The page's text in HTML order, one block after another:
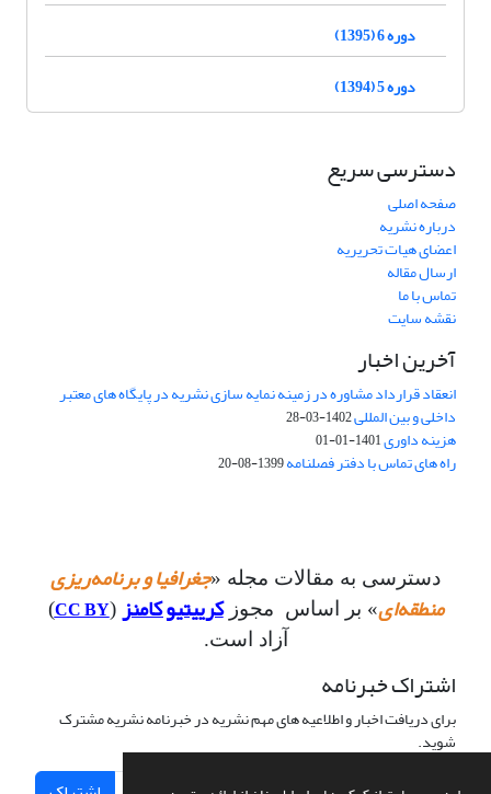
دوره 6 (1395)
دوره 5 (1394)
دسترسی سریع
صفحه اصلی
درباره نشریه
اعضای هیات تحریریه
ارسال مقاله
تماس با ما
نقشه سایت
آخرین اخبار
انعقاد قرارداد مشاوره در زمینه نمایه سازی نشریه در پایگاه های معتبر
داخلی و بین المللی1402-03-28
هزینه داوری1401-01-01
راه های تماس با دفتر فصلنامه1399-08-20
دسترسی به مقالات مجله «جغرافیا و برنامه‌ریزی
منطقه‌ای» بر اساس مجوزکرییتیو کامنز (
CC BY
)
آزاد است.
اشتراک خبرنامه
برای دریافت اخبار و اطلاعیه های مهم نشریه در خبرنامه نشریه مشترک
شوید.